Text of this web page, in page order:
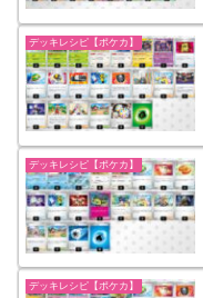
デッキレシピ【ポケカ】
デッキレシピ【ポケカ】
デッキレシピ【ポケカ】